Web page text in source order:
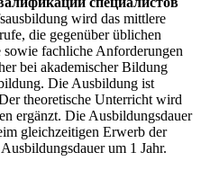
wird das mittlere
die gegenüber üblichen
sowie fachliche Anforderungen
bei akademischer Bildung
Die Ausbildung ist
theoretische Unterricht wird
ergänzt. Die Ausbildungsdauer
gleichzeitigen Erwerb der
um 1 Jahr.